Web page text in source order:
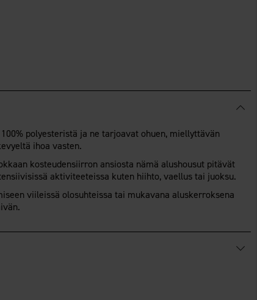
polyesteristä ja ne tarjoavat ohuen, miellyttävän
ihoa vasten.
kosteudensiirron ansiosta nämä alushousut pitävät
aktiviteeteissa kuten hiihto, vaellus tai juoksu.
viileissä olosuhteissa tai mukavana aluskerroksena